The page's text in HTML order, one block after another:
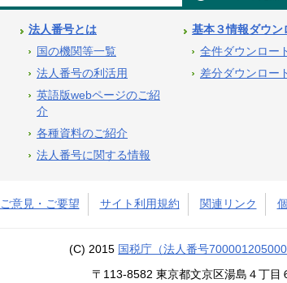
法人番号とは
国の機関等一覧
法人番号の利活用
英語版webページのご紹
介
各種資料のご紹介
法人番号に関する情報
基本３情報ダウン
全件ダウンロー
差分ダウンロー
ご意見・ご要望 サイト利用規約 関連リンク
(C) 2015 国税庁（法人番号
〒113-8582 東京都文京区湯島４丁